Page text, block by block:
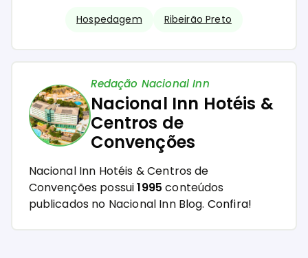
Hospedagem Ribeirão Preto
Redação Nacional Inn
Nacional Inn Hotéis &
Centros de
Convenções
Nacional Inn Hotéis & Centros de
Convenções possui1995 conteúdos
publicados no Nacional Inn Blog. Confira!